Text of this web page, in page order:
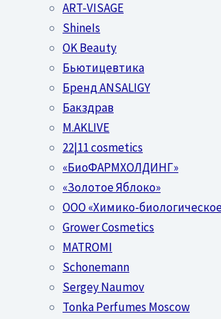
ART-VISAGE
ShineIs
OK Beauty
Бьютицевтика
Бренд ANSALIGY
Бакздрав
M.AKLIVE
22|11 cosmetics
«БиоФАРМХОЛДИНГ»
«Золотое Яблоко»
OOO «Химико-
Grower Cosmetics
MATROMI
Schonemann
Sergey Naumov
Tonka Perfumes Moscow